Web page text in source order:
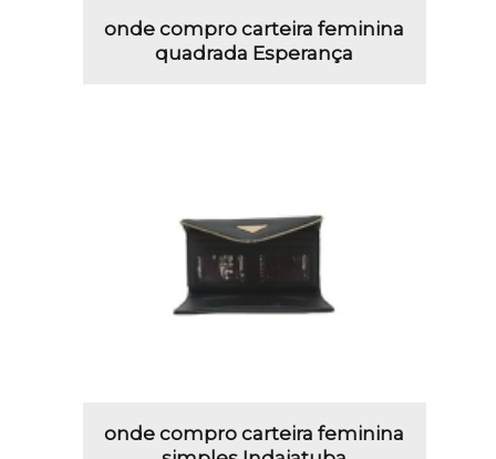
onde compro carteira feminina
quadrada Esperança
onde compro carteira feminina